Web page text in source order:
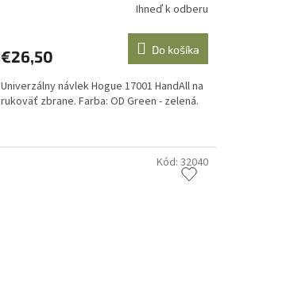
Ihneď k odberu
€26,50 Do košíka
Univerzálny návlek Hogue 17001 HandAll na
rukoväť zbrane. Farba: OD Green - zelená.
Kód: 32040